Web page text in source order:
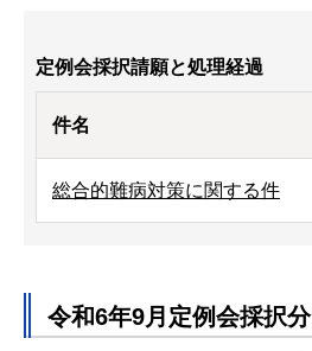
定例会採択請願と処理経過
件名
総合的難病対策に関する件
令和6年9月定例会採択分